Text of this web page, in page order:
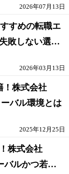
2026年07月13日
すめの転職エ
敗しない選び
2026年03月13日
！株式会社
バル環境とは
2025年12月25日
株式会社
バルかつ若手